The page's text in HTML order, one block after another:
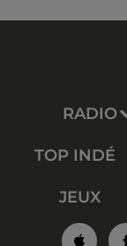
RADIO
TOP INDÉ
JEUX